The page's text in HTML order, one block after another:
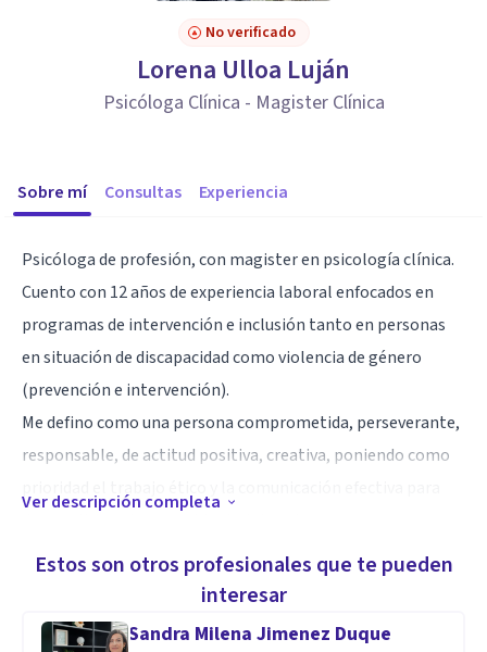
No verificado
Lorena Ulloa Luján
Psicóloga Clínica - Magister Clínica
Sobre mí Consultas Experiencia
Psicóloga de profesión, con magister en psicología clínica.
Cuento con 12 años de experiencia laboral enfocados en
programas de intervención e inclusión tanto en personas
en situación de discapacidad como violencia de género
(prevención e intervención).
Me defino como una persona comprometida, perseverante,
responsable, de actitud positiva, creativa, poniendo como
Especialidad
Diplomado en Psicodiagnóstico
Ver descripción completa
Estos son otros profesionales que te pueden
interesar
Sandra Milena Jimenez Duque